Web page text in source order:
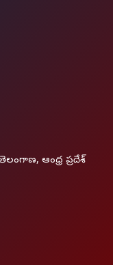
ఆంధ్ర ప్రదేశ్